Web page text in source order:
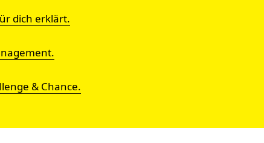
dich erklärt.
& Chance.